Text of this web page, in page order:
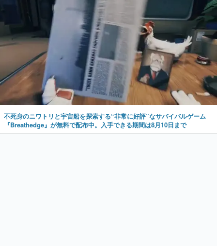
不死身のニワトリと宇宙船を探索する“非常に好評”なサバイバルゲーム
『Breathedge』が無料で配布中。入手できる期間は8月10日まで